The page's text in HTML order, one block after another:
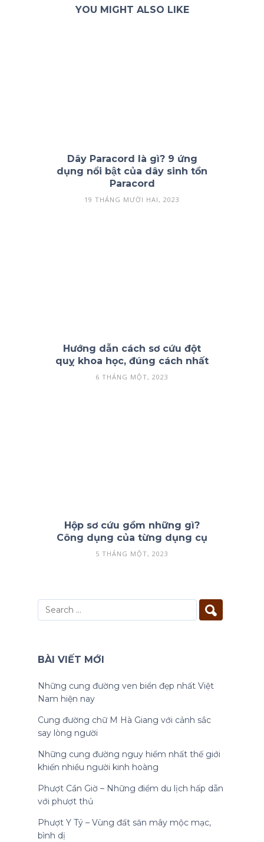
YOU MIGHT ALSO LIKE
Dây Paracord là gì? 9 ứng
dụng nổi bật của dây sinh tồn
Paracord
19 THÁNG MƯỜI HAI, 2023
Hướng dẫn cách sơ cứu đột
quỵ khoa học, đúng cách nhất
6 THÁNG MỘT, 2023
Hộp sơ cứu gồm những gì?
Công dụng của từng dụng cụ
5 THÁNG MỘT, 2023
BÀI VIẾT MỚI
Những cung đường ven biển đẹp nhất Việt
Nam hiện nay
Cung đường chữ M Hà Giang với cảnh sắc
say lòng người
Những cung đường nguy hiểm nhất thế giới
khiến nhiều người kinh hoàng
Phượt Cần Giờ – Những điểm du lịch hấp dẫn
với phượt thủ
Phượt Y Tý – Vùng đất săn mây mộc mạc,
bình dị